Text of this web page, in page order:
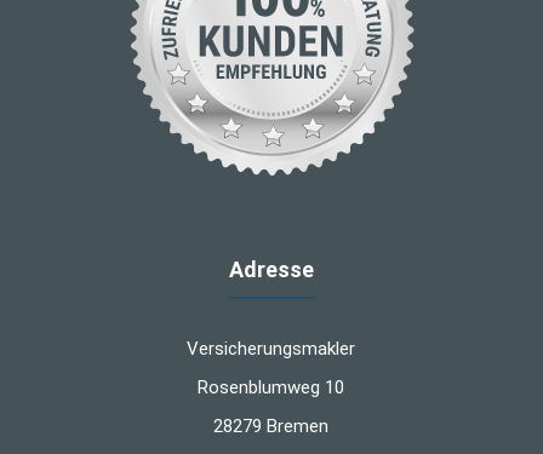
Adresse
Versicherungsmakler
Rosenblumweg 10
28279 Bremen